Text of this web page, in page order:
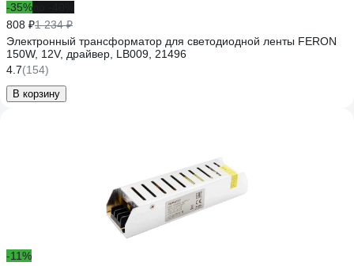
-35%
808 ₽1 234 ₽
Электронный трансформатор для светодиодной ленты FERON
150W, 12V, драйвер, LB009, 21496
4.7(154)
В корзину
-11%